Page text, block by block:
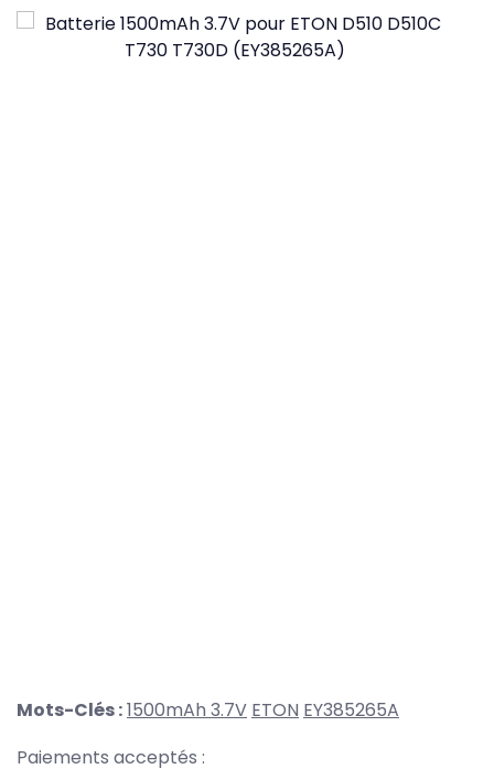
Mots-Clés :1500mAh 3.7V ETON EY385265A
Paiements acceptés :